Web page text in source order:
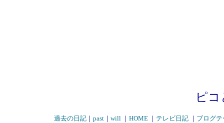
ピ
過去の日記｜ past｜ will｜ HOME｜ テレビ日記｜ ブログ